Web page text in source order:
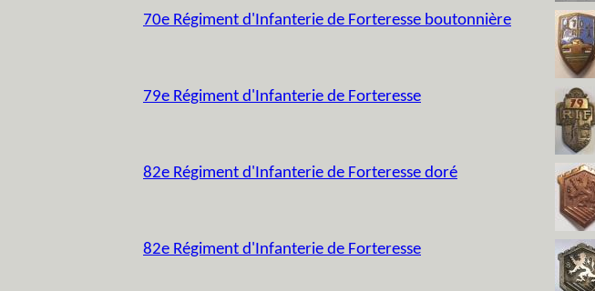
70e Régiment d'Infanterie de Forteresse boutonnière
79e Régiment d'Infanterie de Forteresse
82e Régiment d'Infanterie de Forteresse doré
82e Régiment d'Infanterie de Forteresse